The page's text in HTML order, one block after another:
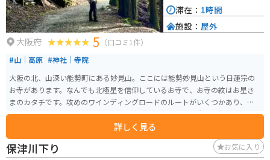
大阪府 5 （口コミ1件）
#山｜高原 #神社｜寺院
大阪の北、山深い能勢町にある妙見山。ここには能勢妙見山という日蓮宗の
お寺があります。なんでも北極星を信仰しているお寺で、お寺の紋はお星さ
まのカタチです。攻めのワインディングロードのルートがいくつかあり、ワ
クワクすること間違いなしです。山上までいくと、京都、大阪、神戸市の
山々まで見渡せ絶景が堪能できます。詳しく見る
滞在： 1時間
施設： 屋外
保津川下り お気に入り